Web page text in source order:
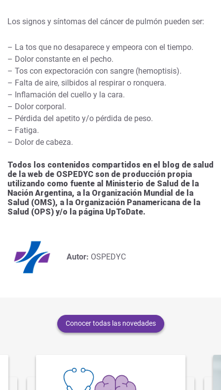
Los signos y síntomas del cáncer de pulmón pueden ser:
– La tos que no desaparece y empeora con el tiempo.
– Dolor constante en el pecho.
– Tos con expectoración con sangre (hemoptisis).
– Falta de aire, silbidos al respirar o ronquera.
– Inflamación del cuello y la cara.
– Dolor corporal.
– Pérdida del apetito y/o pérdida de peso.
– Fatiga.
– Dolor de cabeza.
Todos los contenidos compartidos en el blog de salud
de la web de OSPEDYC son de producción propia
utilizando como fuente al Ministerio de Salud de la
Nación Argentina, a la Organización Mundial de la
Salud (OMS), a la Organización Panamericana de la
Salud (OPS) y/o la página UpToDate.
Autor: OSPEDYC
Conocer todas las novedades